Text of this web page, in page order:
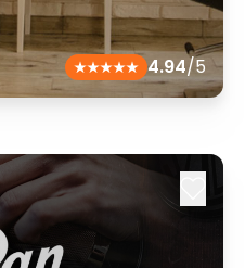
4.94/5